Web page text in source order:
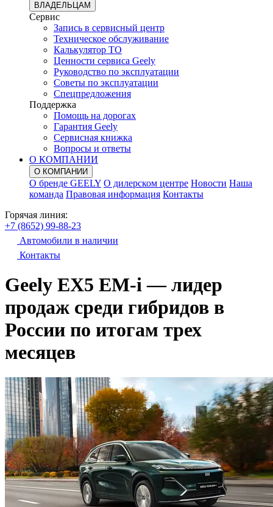
ВЛАДЕЛЬЦАМ
Сервис
Запись в сервисный центр
Техническое обслуживание
Калькулятор ТО
Ценности сервиса Geely
Руководство по эксплуатации
Советы по эксплуатации
Спецпредложения
Поддержка
Помощь на дорогах
Гарантия Geely
Сервисная книжка
Вопросы и ответы
О КОМПАНИИ
О КОМПАНИИ
О бренде GEELY О дилерском центре Новости Наша
команда Правовая информация Контакты
Горячая линия:
+7 (8652) 99-88-23
Автомобили в наличии
Контакты
Geely EX5 EM-i— лидер
продаж среди гибридов в
России по итогам трех
месяцев